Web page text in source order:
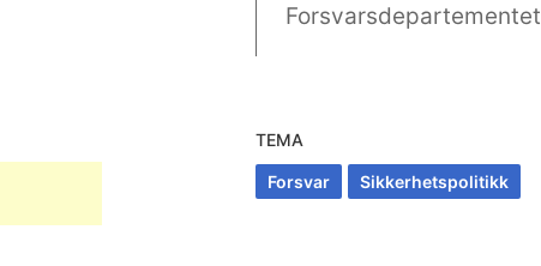
Forsvarsdepartementet
TEMA
Forsvar Sikkerhetspolitikk